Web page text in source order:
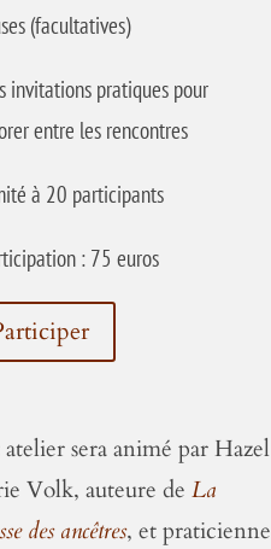
(facultatives)
invitations pratiques pour
entre les rencontres
à 20 participants
: 75 euros
sera animé par Hazel
Volk, auteure de La
des ancêtres, et praticienne